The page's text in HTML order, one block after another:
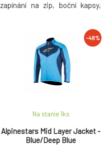
zapínání na zip, boční kapsy,
pasuje do většiny zadních
kapses cyklo dresů. Složení
materiálu: 88% polyester, 12%
spandex. Prát v pračce šetrně
ve studené vodě, neb
-48%
Alpinestars Mid Layer Jacket -
Blue/Deep Blue
Na stanie 1ks